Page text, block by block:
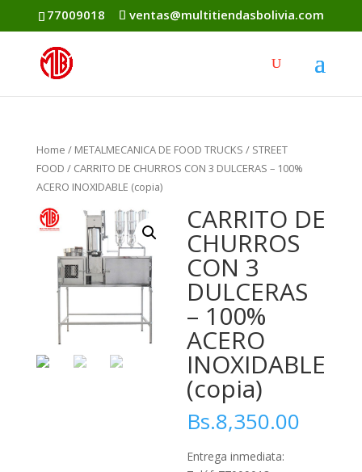
77009018 ventas@multitiendasbolivia.com
Home / METALMECANICA DE FOOD TRUCKS / STREET
FOOD / CARRITO DE CHURROS CON 3 DULCERAS – 100%
ACERO INOXIDABLE (copia)
CARRITO DE
CHURROS
CON 3
DULCERAS
– 100%
ACERO
INOXIDABLE
(copia)
Bs.8,350.00
Entrega inmediata: